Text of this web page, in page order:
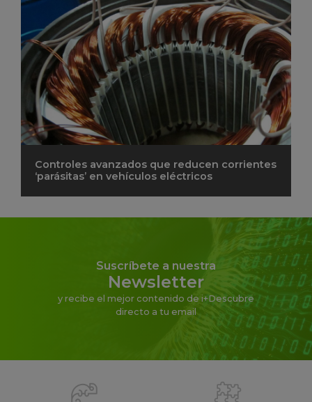
Controles avanzados que reducen corrientes
‘parásitas’ en vehículos eléctricos
Suscríbete a nuestra
Newsletter
y recibe el mejor contenido de i+Descubre
directo a tu email